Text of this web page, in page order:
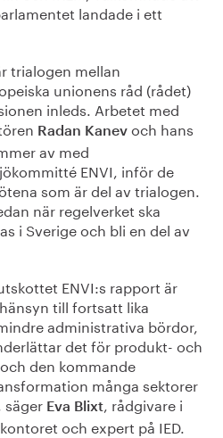
landade i ett
trialogen mellan
unionens råd (rådet)
inleds. Arbetet med
Radan Kanev och hans
av med
ENVI, inför de
som är del av trialogen.
när regelverket ska
i Sverige och bli en del av
ENVI:s rapport är
till fortsatt lika
administrativa bördor,
det för produkt- och
den kommande
många sektorer
säger Eva Blixt, rådgivare i
och expert på IED.